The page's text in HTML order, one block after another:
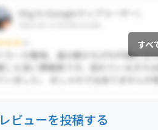
すべ
レビューを投稿する